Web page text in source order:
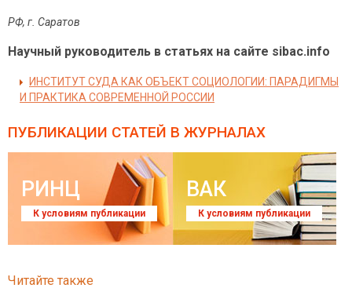
РФ, г. Саратов
Научный руководитель в статьях на сайте sibac.info
ИНСТИТУТ СУДА КАК ОБЪЕКТ СОЦИОЛОГИИ: ПАРАДИГМЫ
И ПРАКТИКА СОВРЕМЕННОЙ РОССИИ
ПУБЛИКАЦИИ СТАТЕЙ В ЖУРНАЛАХ
РИНЦ
К условиям публикации
ВАК
К условиям публикации
Читайте также